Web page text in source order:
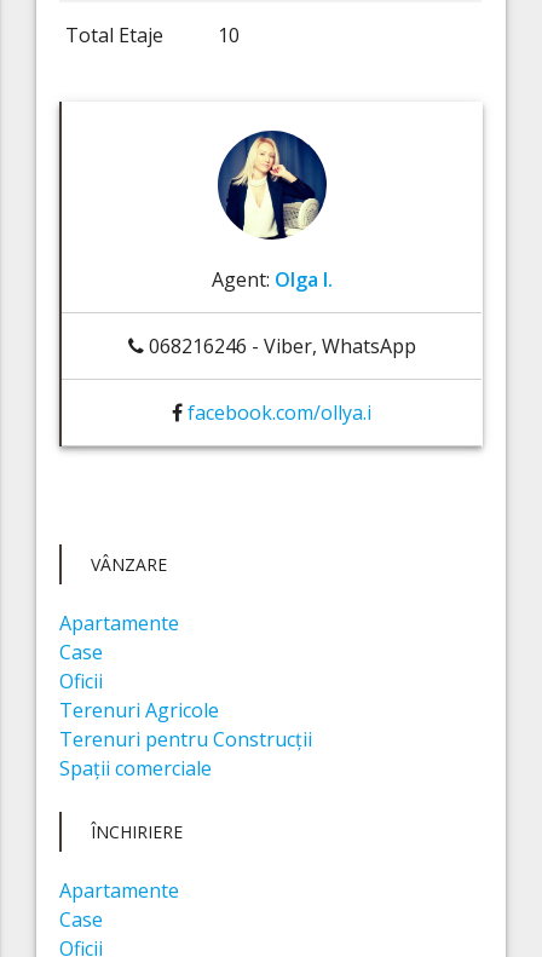
Total Etaje 10
Agent: Olga I.
068216246 - Viber, WhatsApp
facebook.com/ollya.i
VÂNZARE
Apartamente
Case
Oficii
Terenuri Agricole
Terenuri pentru Construcții
Spații comerciale
ÎNCHIRIERE
Apartamente
Case
Oficii